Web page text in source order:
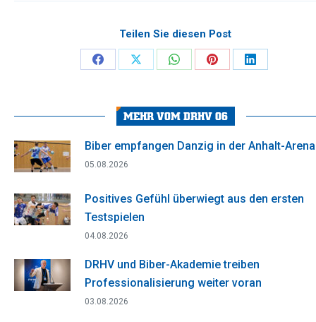
Teilen Sie diesen Post
Share
Facebook
Share
X
Share
WhatsApp
Share
Pinterest
Share
MEHR VOM DRHV 06
Biber empfangen Danzig in der Anhalt-Arena
05.08.2026
Positives Gefühl überwiegt aus den ersten
Testspielen
04.08.2026
DRHV und Biber-Akademie treiben
Professionalisierung weiter voran
03.08.2026